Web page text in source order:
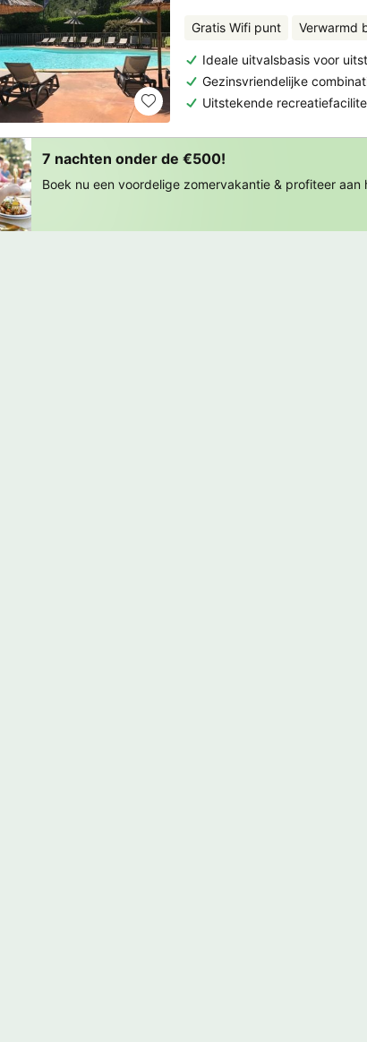
Gratis Wifi punt Verwarmd
Ideale uitvalsbasis voor
Gezinsvriendelijke
Uitstekende
7 nachten onder de €500!
Boek nu een voordelige zomervakantie & profiteer aan